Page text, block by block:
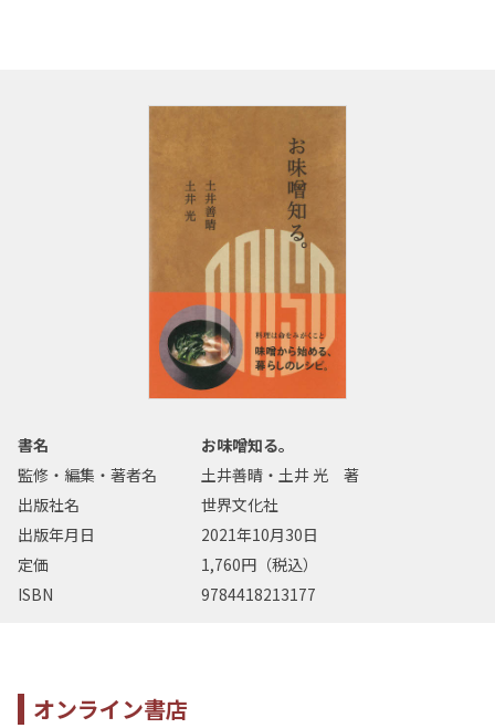
書名
お味噌知る。
監修・編集・著者名
土井善晴・土井 光 著
出版社名
世界文化社
出版年月日
2021年10月30日
定価
1,760円（税込）
ISBN
9784418213177
オンライン書店